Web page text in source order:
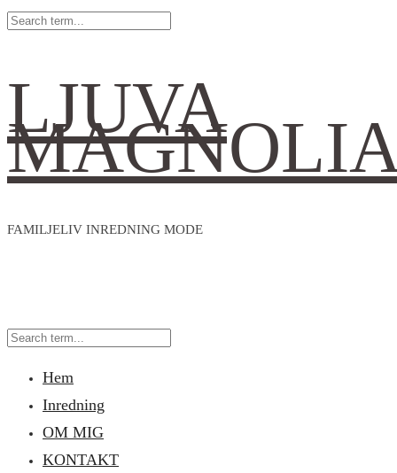
LJUVA
FAMILJELIV INREDNING MODE
Hem
Inredning
OM MIG
KONTAKT